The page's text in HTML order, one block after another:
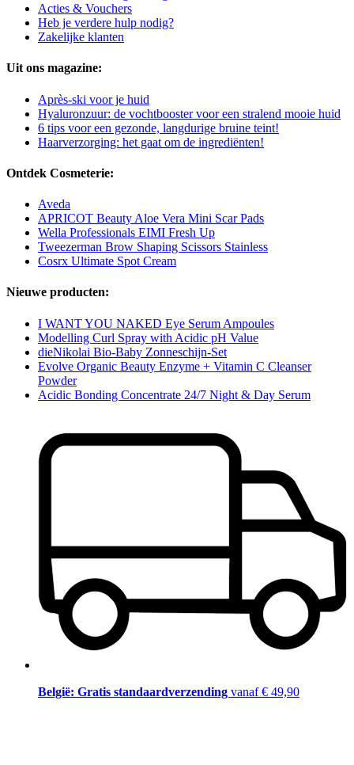
Acties & Vouchers
Heb je verdere hulp nodig?
Zakelijke klanten
Uit ons magazine:
Après-ski voor je huid
Hyaluronzuur: de vochtbooster voor een stralend mooie huid
6 tips voor een gezonde, langdurige bruine teint!
Haarverzorging: het gaat om de ingrediënten!
Ontdek Cosmeterie:
Aveda
APRICOT Beauty Aloe Vera Mini Scar Pads
Wella Professionals EIMI Fresh Up
Tweezerman Brow Shaping Scissors Stainless
Cosrx Ultimate Spot Cream
Nieuwe producten:
I WANT YOU NAKED Eye Serum Ampoules
Modelling Curl Spray with Acidic pH Value
dieNikolai Bio-Baby Zonneschijn-Set
Evolve Organic Beauty Enzyme + Vitamin C Cleanser
Powder
Acidic Bonding Concentrate 24/7 Night & Day Serum
België: Gratis standaardverzending vanaf € 49,90